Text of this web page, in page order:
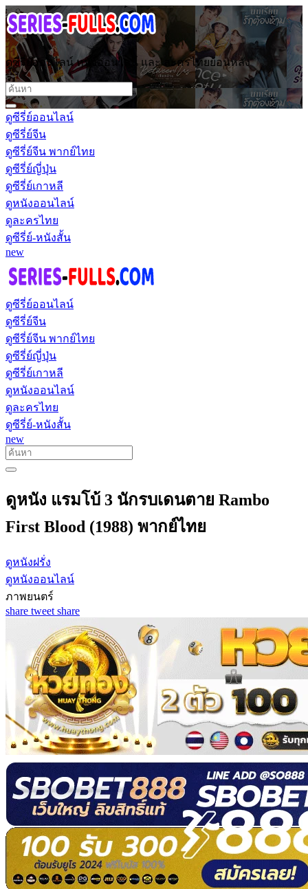
ดูซีรี่ย์ออนไลน์ หนังออนไลน์ และ ละครไทยย้อนหลัง
ดูซีรี่ย์ออนไลน์
ดูซีรี่ย์จีน
ดูซีรี่ย์จีน พากย์ไทย
ดูซีรี่ย์ญี่ปุ่น
ดูซีรี่ย์เกาหลี
ดูหนังออนไลน์
ดูละครไทย
ดูซีรี่ย์-หนังสั้น
new
ดูซีรี่ย์ออนไลน์
ดูซีรี่ย์จีน
ดูซีรี่ย์จีน พากย์ไทย
ดูซีรี่ย์ญี่ปุ่น
ดูซีรี่ย์เกาหลี
ดูหนังออนไลน์
ดูละครไทย
ดูซีรี่ย์-หนังสั้น
new
ดูหนัง แรมโบ้ 3 นักรบเดนตาย Rambo
First Blood (1988) พากย์ไทย
ดูหนังฝรั่ง
ดูหนังออนไลน์
ภาพยนตร์
share tweet share